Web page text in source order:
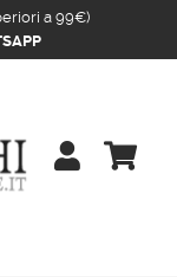
a 99€)
 